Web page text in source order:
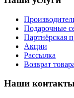
Подарочные
Партнёрская
Акции
Рассылка
Возврат
Наши